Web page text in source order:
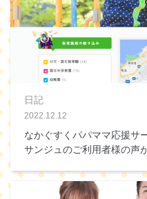
日記
2022.12.12
なかぐすくパパママ応援サ
サンジュのご利用者様の声